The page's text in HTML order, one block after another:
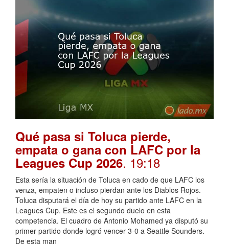
Qué pasa si Toluca pierde,
empata o gana con LAFC por la
Leagues Cup 2026. 19:18
Esta sería la situación de Toluca en cado de que LAFC los
venza, empaten o incluso pierdan ante los Diablos Rojos.
Toluca disputará el día de hoy su partido ante LAFC en la
Leagues Cup. Este es el segundo duelo en esta
competencia. El cuadro de Antonio Mohamed ya disputó su
primer partido donde logró vencer 3-0 a Seattle Sounders.
De esta man